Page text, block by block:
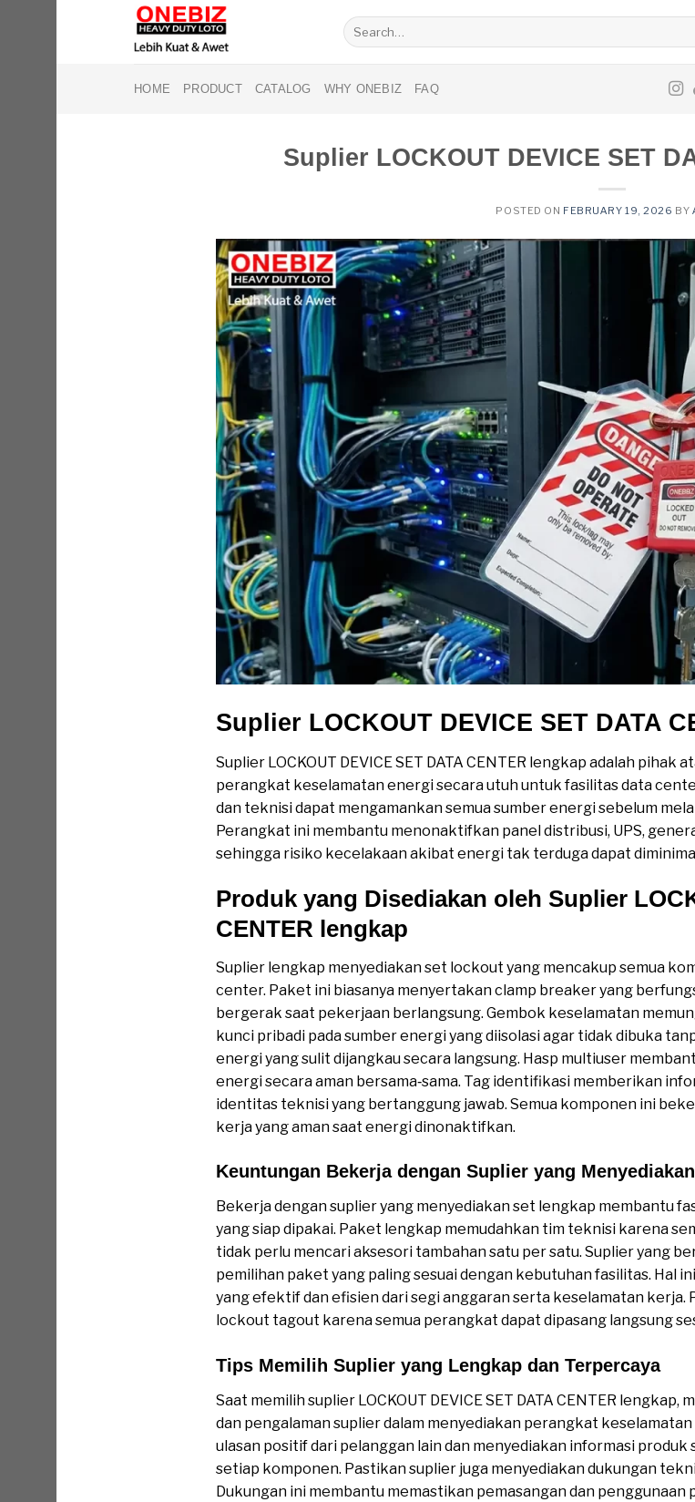
Search
for:
HOME PRODUCT CATALOG WHY ONEBIZ FAQ
Suplier LOCKOUT DEVICE SET
POSTED ON FEBRUARY 19, 2026 BY
Suplier LOCKOUT DEVICE SET DATA
Suplier LOCKOUT DEVICE SET DATA CENTER lengkap adalah
perangkat keselamatan energi secara utuh untuk fasilitas data
dan teknisi dapat mengamankan semua sumber energi sebelum
Perangkat ini membantu menonaktifkan panel distribusi, UPS,
sehingga risiko kecelakaan akibat energi tak terduga dapat
Produk yang Disediakan oleh Suplier
CENTER lengkap
Suplier lengkap menyediakan set lockout yang mencakup semua
center. Paket ini biasanya menyertakan clamp breaker yang
bergerak saat pekerjaan berlangsung. Gembok keselamatan
kunci pribadi pada sumber energi yang diisolasi agar tidak dibuka
energi yang sulit dijangkau secara langsung. Hasp multiuser
energi secara aman bersama‑sama. Tag identifikasi memberikan
identitas teknisi yang bertanggung jawab. Semua komponen ini
kerja yang aman saat energi dinonaktifkan.
Keuntungan Bekerja dengan Suplier yang
Bekerja dengan suplier yang menyediakan set lengkap membantu
yang siap dipakai. Paket lengkap memudahkan tim teknisi karena
tidak perlu mencari aksesori tambahan satu per satu. Suplier yang
pemilihan paket yang paling sesuai dengan kebutuhan fasilitas. Hal
yang efektif dan efisien dari segi anggaran serta keselamatan
lockout tagout karena semua perangkat dapat dipasang langsung
Tips Memilih Suplier yang Lengkap dan Terpercaya
Saat memilih suplier LOCKOUT DEVICE SET DATA CENTER
dan pengalaman suplier dalam menyediakan perangkat
ulasan positif dari pelanggan lain dan menyediakan informasi
setiap komponen. Pastikan suplier juga menyediakan dukungan
Dukungan ini membantu memastikan pemasangan dan